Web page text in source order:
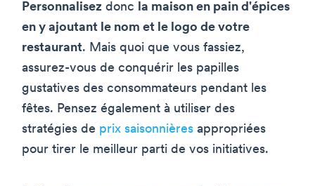
Personnalisez donc la maison en pain d'épices
en y ajoutant le nom et le logo de votre
restaurant. Mais quoi que vous fassiez,
assurez-vous de conquérir les papilles
gustatives des consommateurs pendant les
fêtes. Pensez également à utiliser des
stratégies de prix saisonnières appropriées
pour tirer le meilleur parti de vos initiatives.